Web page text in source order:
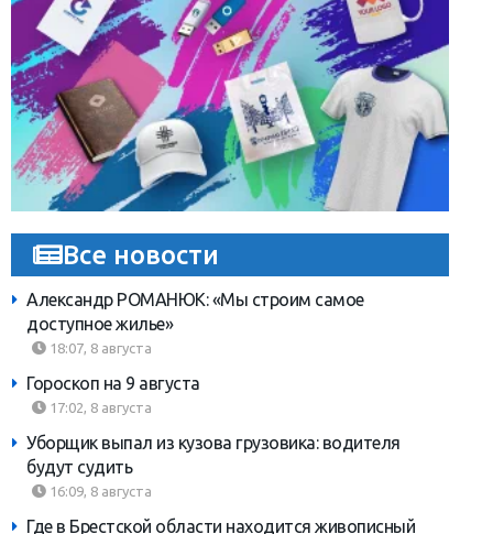
Все новости
Александр РОМАНЮК: «Мы строим самое
доступное жилье»
18:07, 8 августа
Гороскоп на 9 августа
17:02, 8 августа
Уборщик выпал из кузова грузовика: водителя
будут судить
16:09, 8 августа
Где в Брестской области находится живописный